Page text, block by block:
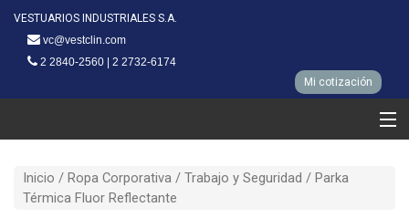
VESTUARIOS INDUSTRIALES S.A.
vc@vestclin.com
2 2840-2560 | 2 2732-6174
Mi cotización
Ropa Corporativa
Inicio / Ropa Corporativa / Trabajo y Seguridad / Parka
Térmica Fluor Reflectante